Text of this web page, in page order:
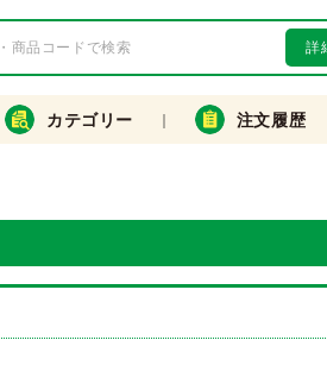
詳
カテゴリー 注文履歴